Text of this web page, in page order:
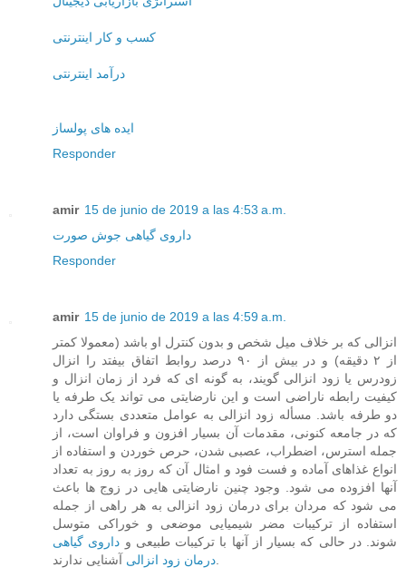
کسب و کار اینترنتی
درآمد اینترنتی
ایده های پولساز
Responder
amir 15 de junio de 2019 a las 4:53 a.m.
داروی گیاهی جوش صورت
Responder
amir 15 de junio de 2019 a las 4:59 a.m.
انزالی که بر خلاف میل شخص و بدون کنترل او باشد (معمولا کمتر
از ۲ دقیقه) و در بیش از ۹۰ درصد روابط اتفاق بیفتد را انزال
زودرس یا زود انزالی گویند، به گونه ای که فرد از زمان انزال و
کیفیت رابطه ناراضی است و این نارضایتی می تواند یک طرفه یا
دو طرفه باشد. مسأله زود انزالی به عوامل متعددی بستگی دارد
که در جامعه کنونی، مقدمات آن بسیار افزون و فراوان است، از
جمله استرس، اضطراب، عصبی شدن، حرص خوردن و استفاده از
انواع غذاهای آماده و فست فود و امثال آن که روز به روز به تعداد
آنها افزوده می شود. وجود چنین نارضایتی هایی در زوج ها باعث
می شود که مردان برای درمان زود انزالی به هر راهی از جمله
استفاده از ترکیبات مضر شیمیایی موضعی و خوراکی متوسل
شوند. در حالی که بسیار از آنها با ترکیبات طبیعی و داروی گیاهی
درمان زود انزالی